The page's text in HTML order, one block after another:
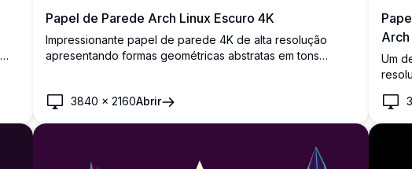
Papel de Parede Arch Linux Escuro 4K
Impressionante papel de parede 4K de alta resolução
apresentando formas geométricas abstratas em tons
moderno com elementos de design sofisticados em preto
3840 ×2160Abrir
Arch
Um
para